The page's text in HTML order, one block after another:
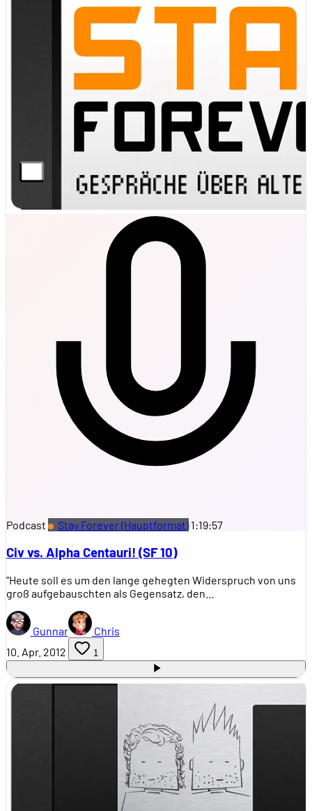
Podcast Stay Forever (Hauptformat) 1:19:57
Civ vs. Alpha Centauri! (SF 10)
"Heute soll es um den lange gehegten Widerspruch von uns
groß aufgebauschten als Gegensatz, den…
Gunnar
Chris
10. Apr. 2012
1